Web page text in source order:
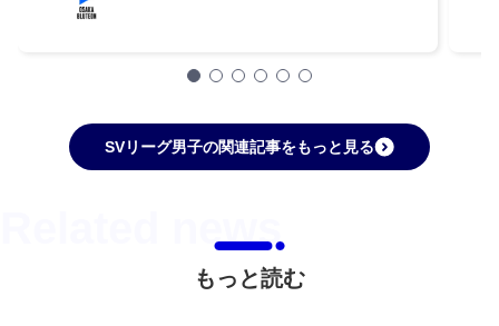
SVリーグ男子の関連記事をもっと見る
もっと読む